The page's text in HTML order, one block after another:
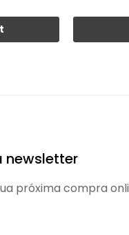
newsletter
próxima compra